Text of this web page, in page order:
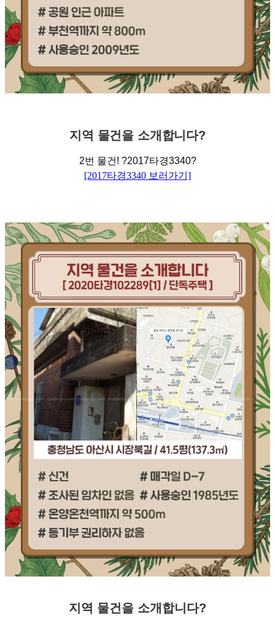
지역 물건을 소개합니다?
2번 물건! ?2017타경3340?
[2017타경3340 보러가기]
지역 물건을 소개합니다?